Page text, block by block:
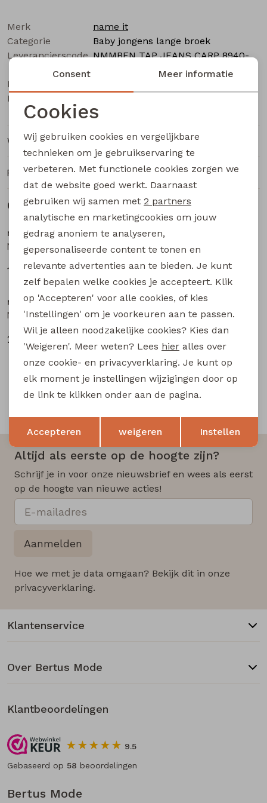
Bermuda's
Piraat broeken
Lange broeken
Rokken
Merk
name it
Categorie
Baby jongens lange broek
Leverancierscode NMMBEN TAP JEANS CARP 8940-
Bestelcode
Kleur
Winkelvoorraad
Ruilen en retourneren
Gerelateerde producten
name it
NMMVIMO SWE PANT BRU NOOS baby jongens lange broek Brown
18,99
name it
18,99
name it
NMMBEN TAP JEANS CARP 8940-BC NOOS baby jongens lange broek Grey
26,99
Altijd als eerste op de hoogte zijn?
Schrijf je in voor onze nieuwsbrief en wees als eerst
op de hoogte van nieuwe acties!
Aanmelden
Hoe we met je data omgaan? Bekijk dit in onze
privacyverklaring.
Bertus Mode
Klantenservice
Over Bertus Mode
Klantbeoordelingen
9.5
Gebaseerd op 58 beoordelingen
Noodzakelijke cookies
Analytische cookies
Marketing cookies
Terug Opslaan
Consent Meer informatie
Cookies
Wij gebruiken cookies en vergelijkbare
technieken om je gebruikservaring te
verbeteren. Met functionele cookies zorgen we
dat de website goed werkt. Daarnaast
gebruiken wij samen met 2 partners
analytische en marketingcookies om jouw
gedrag anoniem te analyseren,
gepersonaliseerde content te tonen en
relevante advertenties aan te bieden. Je kunt
zelf bepalen welke cookies je accepteert. Klik
op 'Accepteren' voor alle cookies, of kies
'Instellingen' om je voorkeuren aan te passen.
Wil je alleen noodzakelijke cookies? Kies dan
'Weigeren'. Meer weten? Lees hier alles over
onze cookie- en privacyverklaring. Je kunt op
elk moment je instellingen wijzigingen door op
de link te klikken onder aan de pagina.
Accepteren weigeren Instellen